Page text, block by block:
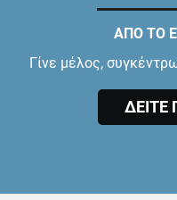
ΑΠΟ ΤΟ
Γίνε μέλος,
ΔΕΙΤΕ